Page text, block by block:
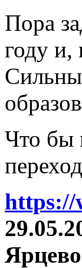
Пора
году и,
Что бы
https://